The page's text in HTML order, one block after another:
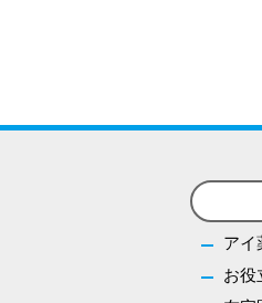
アイ
お役